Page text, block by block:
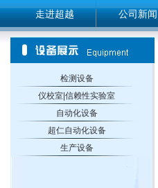
走进超越 公司新闻
检测设备
仪校室|信赖性实验室
自动化设备
超仁自动化设备
生产设备